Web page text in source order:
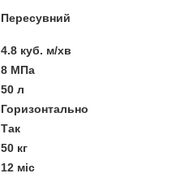
Пересувний
4.8 куб. м/хв
8 МПа
50 л
Горизонтально
Так
50 кг
12 міс